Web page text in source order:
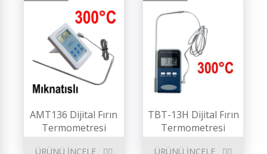
AMT136 Dijital Fırın
Termometresi
ÜRÜNÜ İNCELE
TBT-13H Dijital Fırın
Termometresi
ÜRÜNÜ İNCELE